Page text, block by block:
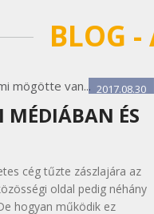
BLOG -
2017.08.30
MÉDIÁBAN ÉS
cég tűzte zászlajára az
oldal pedig néhány
hogyan működik ez